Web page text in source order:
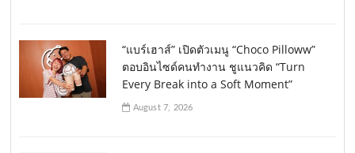
“แบร์เฮาส์” เปิดตัวเมนู “Choco Pilloww”
ตอบอินไซด์คนทำงาน ชูแนวคิด “Turn
Every Break into a Soft Moment”
August 7, 2026